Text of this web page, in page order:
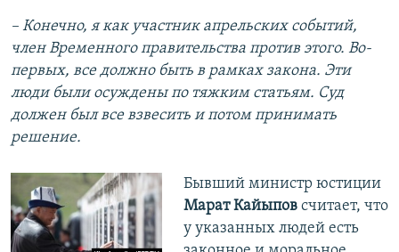
– Конечно, я как участник апрельских событий,
член Временного правительства против этого. Во-
первых, все должно быть в рамках закона. Эти
люди были осуждены по тяжким статьям. Суд
должен был все взвесить и потом принимать
решение.
Бывший министр юстиции
Марат Кайыповсчитает, что
у указанных людей есть